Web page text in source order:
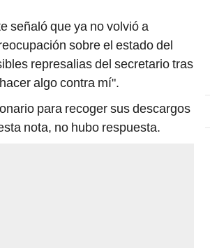
señaló que ya no volvió a
sobre el estado del
represalias del secretario tras
algo contra mí".
para recoger sus descargos
nota, no hubo respuesta.